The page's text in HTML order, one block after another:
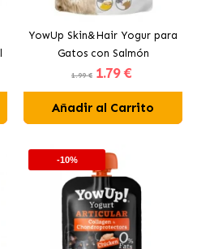
YowUp Skin&Hair Yogur para
Gatos con Salmón
1.99 € 1.79 €
Añadir al Carrito
-10%